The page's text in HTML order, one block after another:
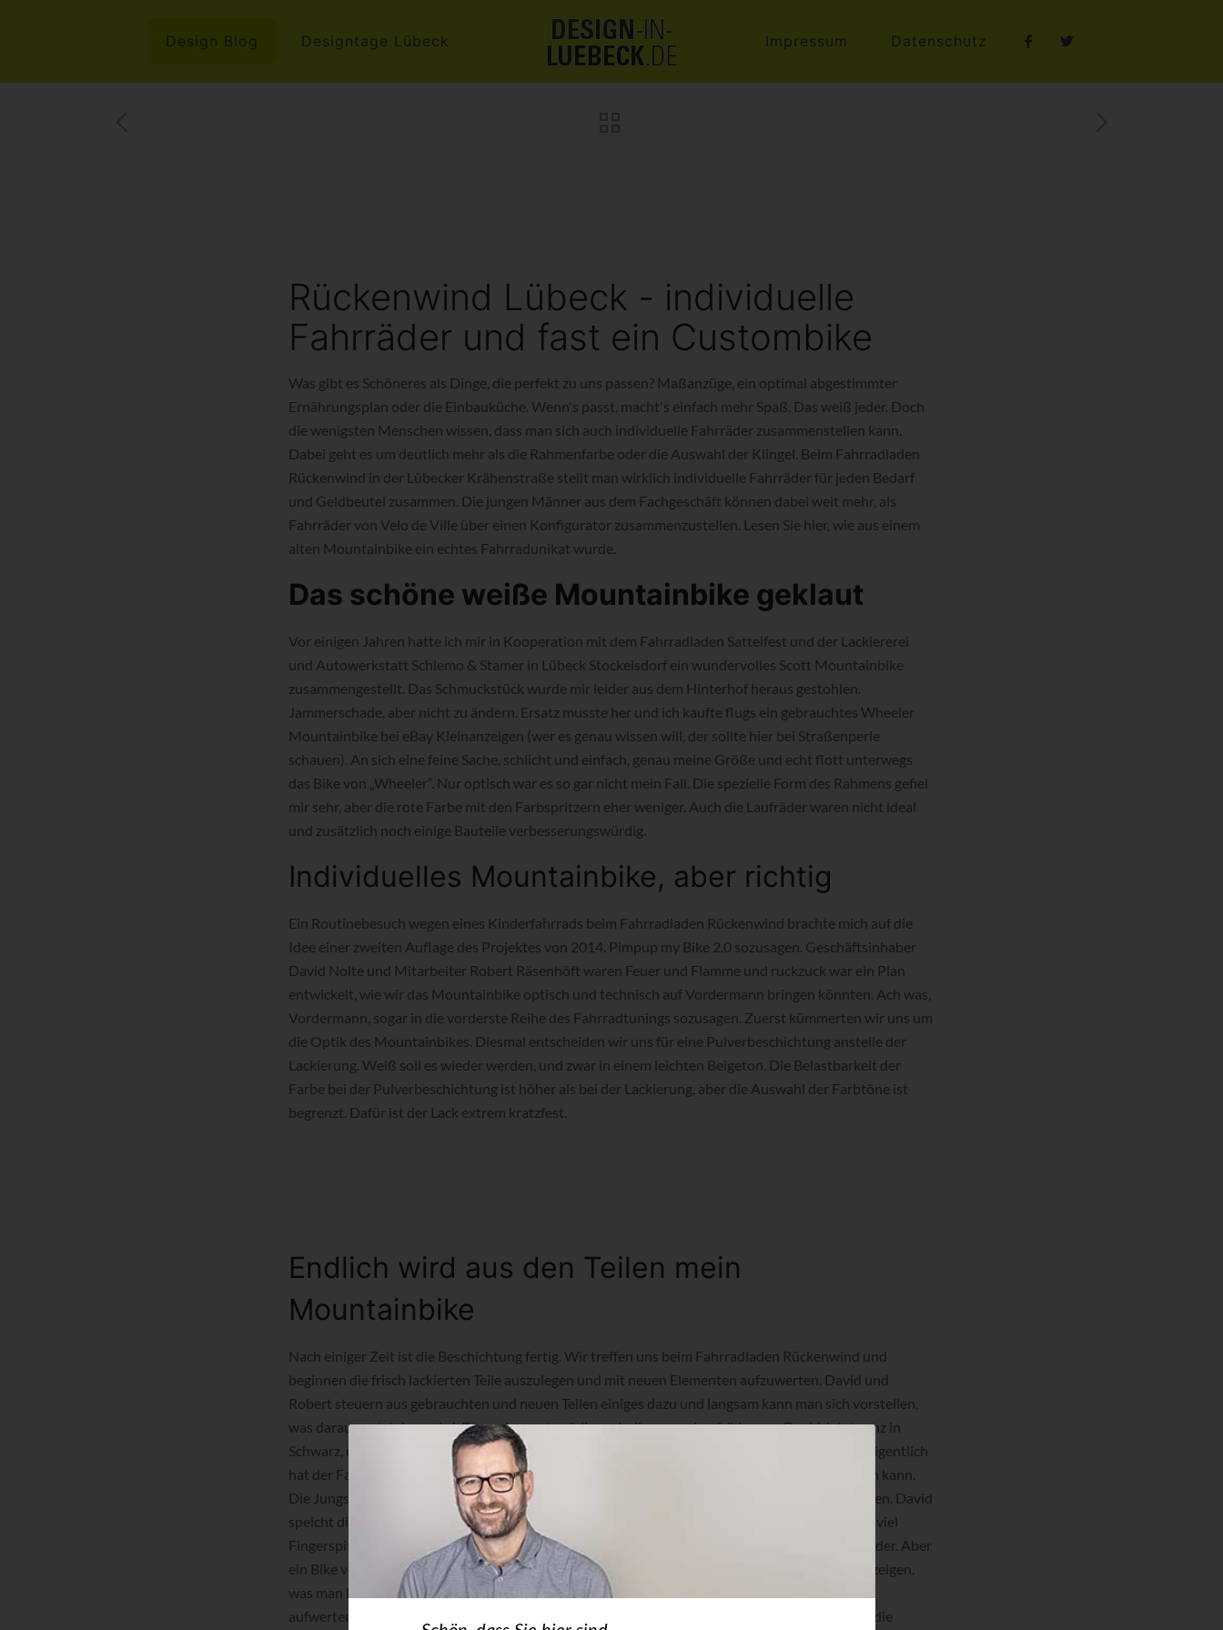
Design Blog Designtage Lübeck Impressum Datenschutz
Rückenwind Lübeck - individuelle
Fahrräder und fast ein Custombike
Was gibt es Schöneres als Dinge, die perfekt zu uns passen? Maßanzüge, ein optimal abgestimmter
Ernährungsplan oder die Einbauküche. Wenn's passt, macht's einfach mehr Spaß. Das weiß jeder. Doch
die wenigsten Menschen wissen, dass man sich auch individuelle Fahrräder zusammenstellen kann.
Dabei geht es um deutlich mehr als die Rahmenfarbe oder die Auswahl der Klingel. Beim Fahrradladen
Rückenwind in der Lübecker Krähenstraße stellt man wirklich individuelle Fahrräder für jeden Bedarf
und Geldbeutel zusammen. Die jungen Männer aus dem Fachgeschäft können dabei weit mehr, als
Fahrräder von Velo de Ville über einen Konfigurator zusammenzustellen. Lesen Sie hier, wie aus einem
alten Mountainbike ein echtes Fahrradunikat wurde.
Das schöne weiße Mountainbike geklaut
Vor einigen Jahren hatte ich mir in Kooperation mit dem Fahrradladen Sattelfest und der Lackiererei
und Autowerkstatt Schlemo & Stamer in Lübeck Stockelsdorf ein wundervolles Scott Mountainbike
zusammengestellt. Das Schmuckstück wurde mir leider aus dem Hinterhof heraus gestohlen.
Jammerschade, aber nicht zu ändern. Ersatz musste her und ich kaufte flugs ein gebrauchtes Wheeler
Mountainbike bei eBay Kleinanzeigen (wer es genau wissen will, der sollte hier bei Straßenperle
schauen). An sich eine feine Sache, schlicht und einfach, genau meine Größe und echt flott unterwegs
das Bike von „Wheeler“. Nur optisch war es so gar nicht mein Fall. Die spezielle Form des Rahmens gefiel
mir sehr, aber die rote Farbe mit den Farbspritzern eher weniger. Auch die Laufräder waren nicht ideal
und zusätzlich noch einige Bauteile verbesserungswürdig.
Individuelles Mountainbike, aber richtig
Ein Routinebesuch wegen eines Kinderfahrrads beim Fahrradladen Rückenwind brachte mich auf die
Idee einer zweiten Auflage des Projektes von 2014. Pimpup my Bike 2.0 sozusagen. Geschäftsinhaber
David Nolte und Mitarbeiter Robert Räsenhöft waren Feuer und Flamme und ruckzuck war ein Plan
entwickelt, wie wir das Mountainbike optisch und technisch auf Vordermann bringen könnten. Ach was,
Vordermann, sogar in die vorderste Reihe des Fahrradtunings sozusagen. Zuerst kümmerten wir uns um
die Optik des Mountainbikes. Diesmal entscheiden wir uns für eine Pulverbeschichtung anstelle der
Lackierung. Weiß soll es wieder werden, und zwar in einem leichten Beigeton. Die Belastbarkeit der
Farbe bei der Pulverbeschichtung ist höher als bei der Lackierung, aber die Auswahl der Farbtöne ist
begrenzt. Dafür ist der Lack extrem kratzfest.
Endlich wird aus den Teilen mein
Mountainbike
Nach einiger Zeit ist die Beschichtung fertig. Wir treffen uns beim Fahrradladen Rückenwind und
beginnen die frisch lackierten Teile auszulegen und mit neuen Elementen aufzuwerten. David und
Robert steuern aus gebrauchten und neuen Teilen einiges dazu und langsam kann man sich vorstellen,
was daraus entstehen wird. Besonders gut gefallen mir die neuen Laufräder von David, jetzt ganz in
Schwarz, und die fetten Reifen. Dann wird zusammengebaut. Es ist 18:00 Uhr inzwischen und eigentlich
hat der Fahrradladen jetzt geschlossen. Nach Feierabend tut heute aber jeder, was er am besten kann.
Die Jungs schrauben und montieren, schmieren und ölen und ich fotografiere und mache Notizen. David
speicht die Laufräder komplett neu auf und bis die Nabe an der richtigen Stelle sitzt, braucht es viel
Fingerspitzengefühl. Er meint dazu: “Natürlich verkaufen wir gern neue und individuelle Fahrräder. Aber
ein Bike von Grund auf komplett aufzubauen, ist immer ein besonderes Erlebnis. Da kann man zeigen,
was man kann. Bei der Auswahl der Komponenten kann man das Fahrrad nochmal ordentlich
aufwerten.“ Und richtig. Eine neue Bremsanlage, eine belastbare Kette und die neuen Lager für die